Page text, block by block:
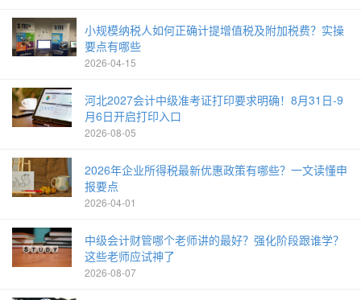
小规模纳税人如何正确计提增值税及附加税费？实操
要点有哪些
2026-04-15
河北2027会计中级准考证打印要求明确！8月31日-9
月6日开启打印入口
2026-08-05
2026年企业所得税最新优惠政策有哪些？一文读懂申
报要点
2026-04-01
中级会计财管哪个老师讲的最好？强化阶段跟谁学？
这些老师应试神了
2026-08-07